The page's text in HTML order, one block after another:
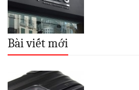
Bài viết mới